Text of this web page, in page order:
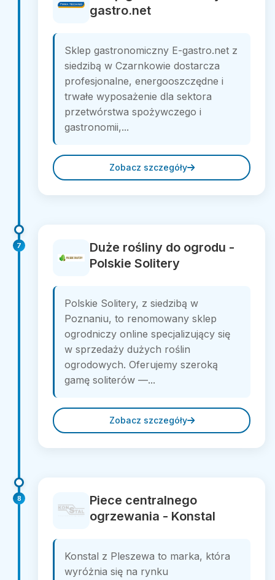
gastro.net
Sklep gastronomiczny E-gastro.net z
siedzibą w Czarnkowie dostarcza
profesjonalne, energooszczędne i
trwałe wyposażenie dla sektora
przetwórstwa spożywczego i
gastronomii,...
Zobacz szczegóły
7
Duże rośliny do ogrodu -
Polskie Solitery
Polskie Solitery, z siedzibą w
Poznaniu, to renomowany sklep
ogrodniczy online specjalizujący się
w sprzedaży dużych roślin
ogrodowych. Oferujemy szeroką
gamę soliterów —...
Zobacz szczegóły
8
Piece centralnego
ogrzewania - Konstal
Konstal z Pleszewa to marka, która
wyróżnia się na rynku